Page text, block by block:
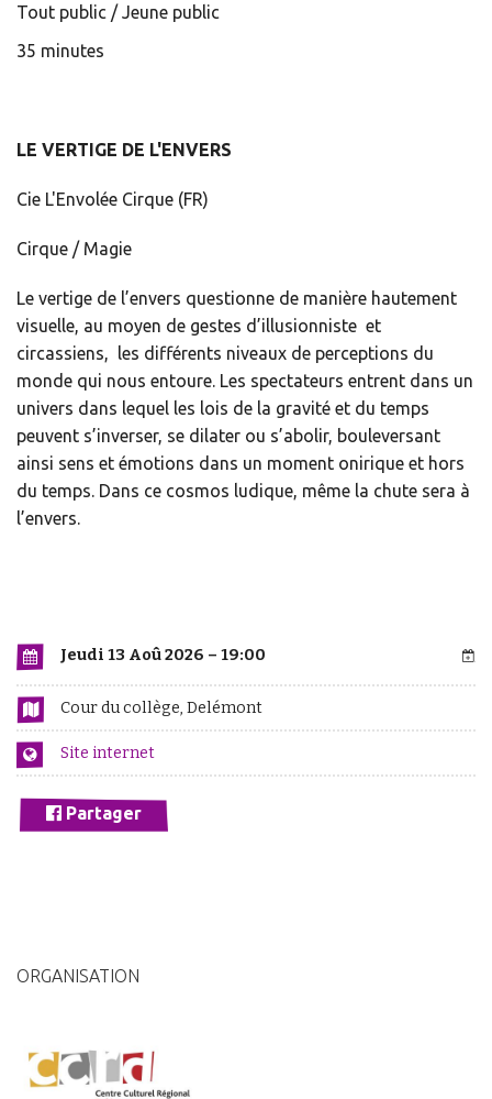
Tout public / Jeune public
35 minutes
LE VERTIGE DE L'ENVERS
Cie L'Envolée Cirque (FR)
Cirque / Magie
Le vertige de l’envers questionne de manière hautement
visuelle, au moyen de gestes d’illusionniste et
circassiens, les différents niveaux de perceptions du
monde qui nous entoure. Les spectateurs entrent dans un
univers dans lequel les lois de la gravité et du temps
peuvent s’inverser, se dilater ou s’abolir, bouleversant
ainsi sens et émotions dans un moment onirique et hors
du temps. Dans ce cosmos ludique, même la chute sera à
l’envers.
Jeudi 13 Aoû 2026 – 19:00
Cour du collège, Delémont
Site internet
Partager
ORGANISATION